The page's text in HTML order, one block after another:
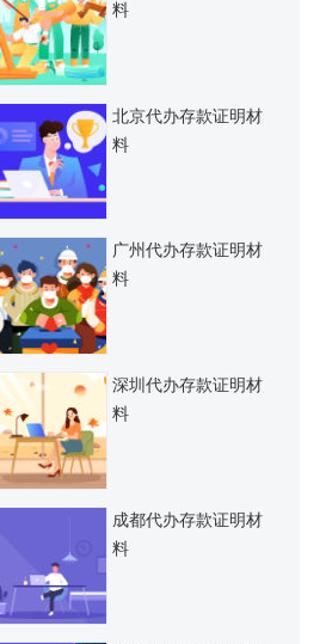
料
北京代办存款证明材
料
广州代办存款证明材
料
深圳代办存款证明材
料
成都代办存款证明材
料